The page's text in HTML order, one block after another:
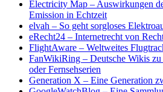
Electricity Map – Auswirkungen
Emission in Echtzeit
elvah – So geht sorgloses
eRecht24 – Internetrecht von
FlightAware – Weltweites
FanWikiRing – Deutsche Wikis
oder Fernsehserien
Generation X – Eine Generation